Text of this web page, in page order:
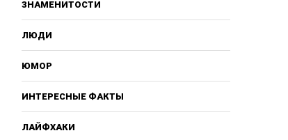
ЗНАМЕНИТОСТИ
ЛЮДИ
ЮМОР
ИНТЕРЕСНЫЕ ФАКТЫ
ЛАЙФХАКИ